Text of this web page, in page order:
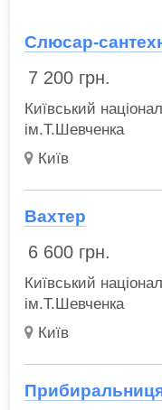
Слюсар-
7 200 грн.
Київський
ім.Т.Шевченка
Київ
Вахтер
6 600 грн.
Київський
ім.Т.Шевченка
Київ